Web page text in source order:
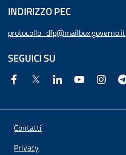
INDIRIZZO PEC
protocollo_dfp@mailbox.governo.it
SEGUICI SU
Contatti
Privacy